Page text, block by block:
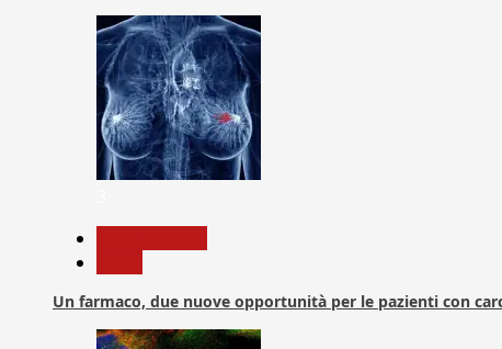
Un farmaco, due nuove opportunità per le pazienti con